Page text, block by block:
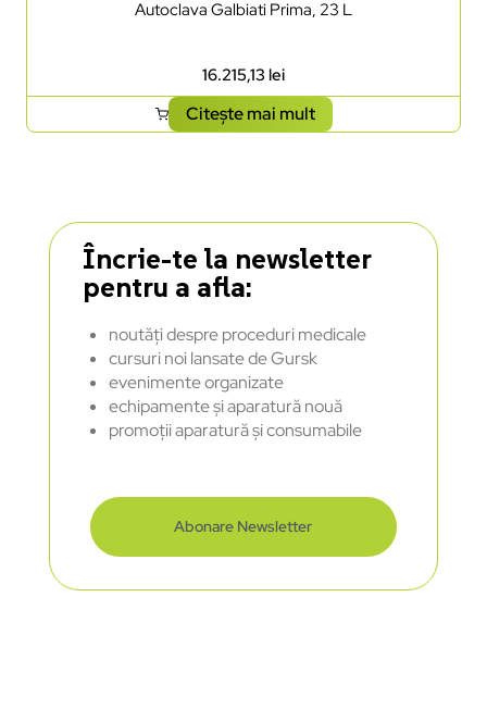
Autoclava Galbiati Prima, 23 L
16.215,13 lei
Citește mai mult
Încrie-te la newsletter
pentru a afla:
noutăți despre proceduri medicale
cursuri noi lansate de Gursk
evenimente organizate
echipamente și aparatură nouă
promoții aparatură și consumabile
Abonare Newsletter